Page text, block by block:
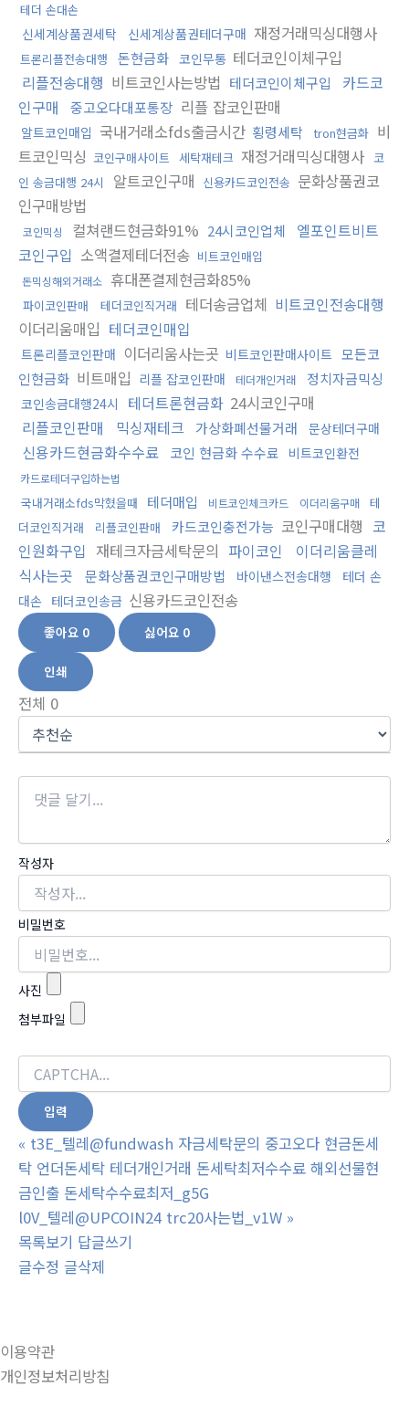
테더 손대손
신세계상품권세탁 신세계상품권테더구매 재정거래믹싱대행사
트론리플전송대행 돈현금화 코인무통 테더코인이체구입
리플전송대행 비트코인사는방법 테더코인이체구입
카드코
인구매
중고오다대포통장 리플 잡코인판매
알트코인매입 국내거래소fds출금시간 횡령세탁 tron현금화 비
트코인믹싱 코인구매사이트 세탁재테크 재정거래믹싱대행사 코
인 송금대행 24시
알트코인구매 신용카드코인전송 문화상품권코
인구매방법
코인믹싱 컬쳐랜드현금화91% 24시코인업체
엘포인트비트
코인구입 소액결제테더전송 비트코인매입
돈믹싱해외거래소 휴대폰결제현금화85%
파이코인판매 테더코인직거래 테더송금업체 비트코인전송대행
이더리움매입 테더코인매입
트론리플코인판매 이더리움사는곳 비트코인판매사이트 모든코
인현금화 비트매입 리플 잡코인판매 테더개인거래 정치자금믹싱
코인송금대행24시 테더트론현금화 24시코인구매
리플코인판매
믹싱재테크 가상화폐선물거래 문상테더구매
신용카드현금화수수료 코인 현금화 수수료 비트코인환전
카드로테더구입하는법
국내거래소fds막혔을때 테더매입 비트코인체크카드 이더리움구매
테
더코인직거래
리플코인판매 카드코인충전가능 코인구매대행 코
인원화구입 재테크자금세탁문의 파이코인
이더리움클레
식사는곳
문화상품권코인구매방법 바이낸스전송대행
테더 손
대손 테더코인송금 신용카드코인전송
좋아요 0 싫어요 0
인쇄
전체 0
작성자
비밀번호
사진
첨부파일
« t3E_텔레@fundwash 자금세탁문의 중고오다 현금돈세
탁 언더돈세탁 테더개인거래 돈세탁최저수수료 해외선물현
금인출 돈세탁수수료최저_g5G
l0V_텔레@UPCOIN24 trc20사는법_v1W »
목록보기 답글쓰기
글수정 글삭제
이용약관
개인정보처리방침